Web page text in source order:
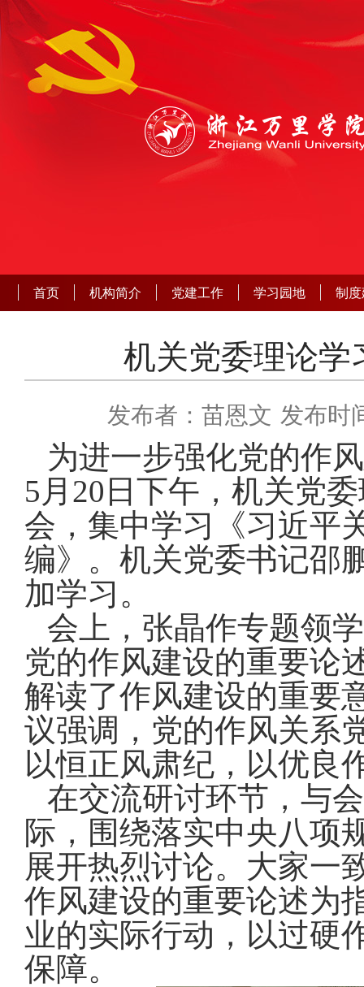
首页 机构简介 党建工作 学习园地 制
机关党委理论学
发布者：苗恩文 发布时
为进一步强化党的作
5 月 20 日下午，机关党
会，集中学习《习近平
编》。机关党委书记邵
加学习。
会上，张晶作专题领
党的作风建设的重要论
解读了作风建设的重要
议强调，党的作风关系
以恒正风肃纪，以优良
在交流研讨环节，与
际，围绕落实中央八项
展开热烈讨论。大家一
作风建设的重要论述为
业的实际行动，以过硬
保障。